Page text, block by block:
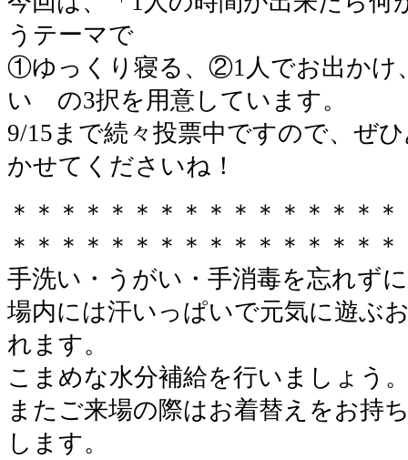
うテーマで
①ゆっくり寝る、②1人でお出かけ
い の3択を用意しています。
9/15まで続々投票中ですので、ぜ
かせてくださいね！
＊＊＊＊＊＊＊＊＊＊＊＊＊＊＊
＊＊＊＊＊＊＊＊＊＊＊＊＊＊＊＊
手洗い・うがい・手消毒を忘れず
場内には汗いっぱいで元気に遊ぶ
れます。
こまめな水分補給を行いましょう
またご来場の際はお着替えをお持
します。